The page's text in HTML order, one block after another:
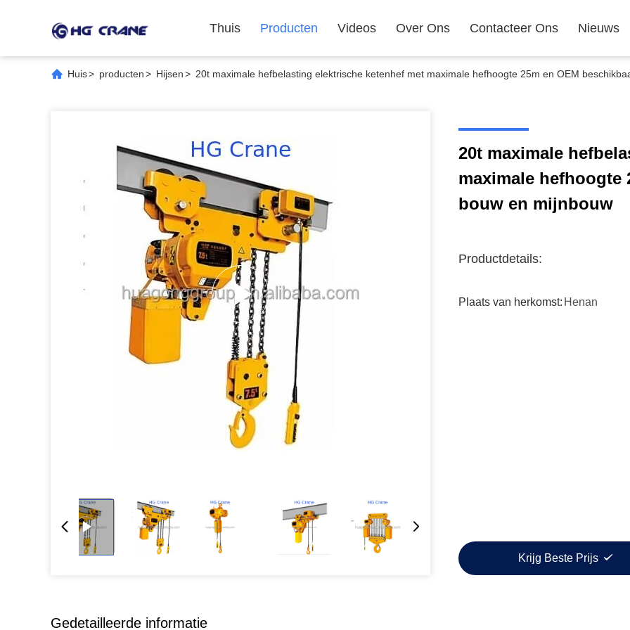
Thuis Producten Videos Over Ons Contacteer Ons Nieuws
Huis> producten> Hijsen> 20t maximale hefbelasting elektrische ketenhef met maximale hefhoogte 25m en OEM
20t maximale
maximale hefhoogte
bouw en mijnbouw
Productdetails:
Plaats van herkomst: Henan
Krijg Beste Prijs
Gedetailleerde informatie